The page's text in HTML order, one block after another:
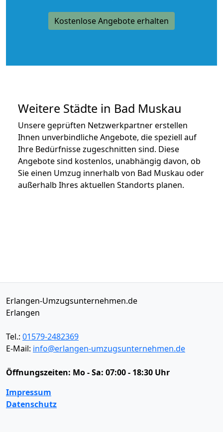
Kostenlose Angebote erhalten
Weitere Städte in Bad Muskau
Unsere geprüften Netzwerkpartner erstellen
Ihnen unverbindliche Angebote, die speziell auf
Ihre Bedürfnisse zugeschnitten sind. Diese
Angebote sind kostenlos, unabhängig davon, ob
Sie einen Umzug innerhalb von Bad Muskau oder
außerhalb Ihres aktuellen Standorts planen.
Erlangen-Umzugsunternehmen.de
Erlangen
Tel.: 01579-2482369
E-Mail: info@erlangen-umzugsunternehmen.de
Öffnungszeiten: Mo - Sa: 07:00 - 18:30 Uhr
Impressum
Datenschutz